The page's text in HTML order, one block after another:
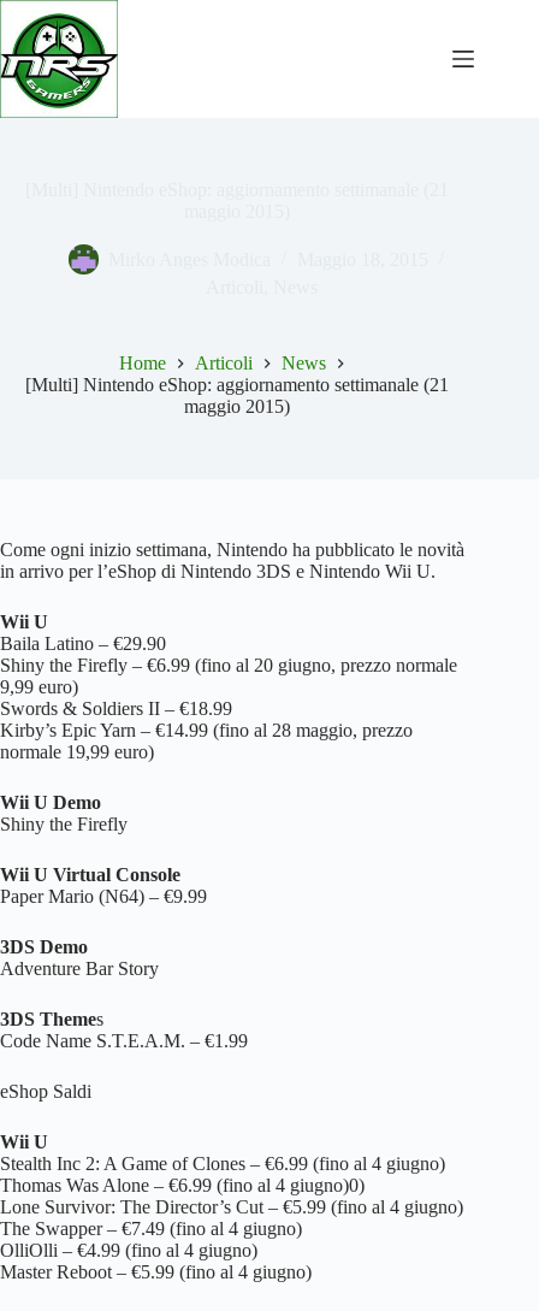
Salta
contenuto
Home Articoli
News
[Multi] Nintendo eShop: aggiornamento settimanale (21
maggio 2015)
Come ogni inizio settimana, Nintendo ha pubblicato le novità
in arrivo per l’eShop di Nintendo 3DS e Nintendo Wii U.
Wii U
Baila Latino – €29.90
Shiny the Firefly – €6.99 (fino al 20 giugno, prezzo normale
9,99 euro)
Swords & Soldiers II – €18.99
Kirby’s Epic Yarn – €14.99 (fino al 28 maggio, prezzo
normale 19,99 euro)
Wii U Demo
Shiny the Firefly
Wii U Virtual Console
Paper Mario (N64) – €9.99
3DS Demo
Adventure Bar Story
3DS Themes
Code Name S.T.E.A.M. – €1.99
eShop Saldi
Wii U
Stealth Inc 2: A Game of Clones – €6.99 (fino al 4 giugno)
Thomas Was Alone – €6.99 (fino al 4 giugno)0)
Lone Survivor: The Director’s Cut – €5.99 (fino al 4 giugno)
The Swapper – €7.49 (fino al 4 giugno)
OlliOlli – €4.99 (fino al 4 giugno)
Master Reboot – €5.99 (fino al 4 giugno)